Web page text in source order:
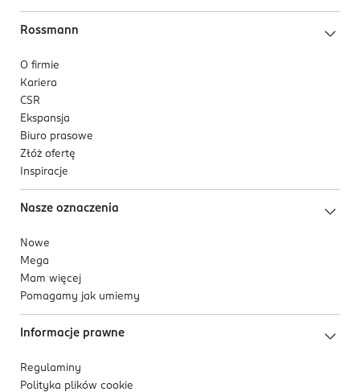
Rossmann
O firmie
Kariera
CSR
Ekspansja
Biuro prasowe
Złóż ofertę
Inspiracje
Nasze oznaczenia
Nowe
Mega
Mam więcej
Pomagamy jak umiemy
Informacje prawne
Regulaminy
Polityka plików cookie